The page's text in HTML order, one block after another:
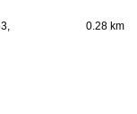
0.28 km